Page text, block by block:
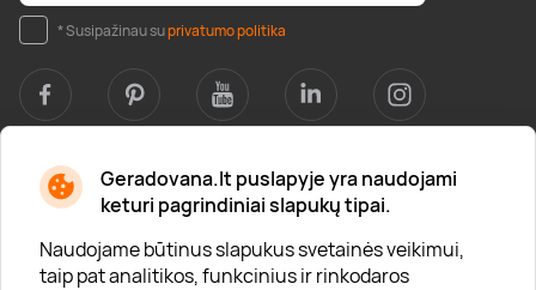
Geradovana.lt puslapyje yra naudojami
keturi pagrindiniai slapukų tipai.
Naudojame būtinus slapukus svetainės veikimui,
taip pat analitikos, funkcinius ir rinkodaros
* Susipažinau suprivatumo politika
Apie mus
Apie „Gera Dovana“
Lojalumo klubas